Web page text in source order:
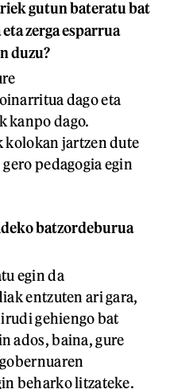
gutun bateratu bat
zerga esparrua
duzu?
dago eta
kanpo dago.
kolokan jartzen dute
pedagogia egin
batzordeburua
egin da
entzuten ari gara,
gehiengo bat
ados, baina, gure
beharko litzateke.